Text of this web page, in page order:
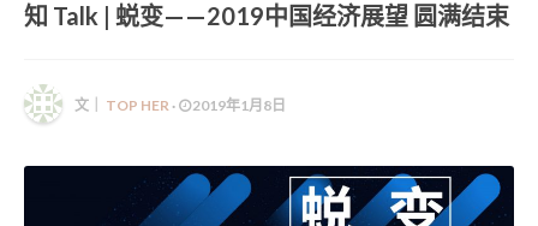
知 Talk | 蜕变——2019中国经济展望 圆满结束
文｜ TOP HER · 2019年1月8日